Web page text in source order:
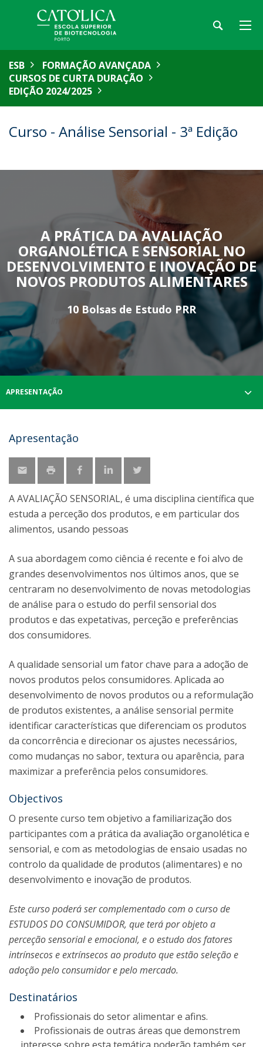
ESB
FORMAÇÃO AVANÇADA
CURSOS DE CURTA DURAÇÃO
EDIÇÃO 2024/2025
Curso - Análise Sensorial - 3ª Edição
A PRÁTICA DA AVALIAÇÃO
ORGANOLÉTICA E SENSORIAL NO
DESENVOLVIMENTO E INOVAÇÃO DE
NOVOS PRODUTOS ALIMENTARES
10 Bolsas de Estudo PRR
APRESENTAÇÃO
Apresentação
A AVALIAÇÃO SENSORIAL, é uma disciplina científica que
estuda a perceção dos produtos, e em particular dos
alimentos, usando pessoas
A sua abordagem como ciência é recente e foi alvo de
grandes desenvolvimentos nos últimos anos, que se
centraram no desenvolvimento de novas metodologias
de análise para o estudo do perfil sensorial dos
produtos e das expetativas, perceção e preferências
dos consumidores.
A qualidade sensorial um fator chave para a adoção de
novos produtos pelos consumidores. Aplicada ao
desenvolvimento de novos produtos ou a reformulação
de produtos existentes, a análise sensorial permite
identificar características que diferenciam os produtos
da concorrência e direcionar os ajustes necessários,
como mudanças no sabor, textura ou aparência, para
maximizar a preferência pelos consumidores.
Objectivos
O presente curso tem objetivo a familiarização dos
participantes com a prática da avaliação organolética e
sensorial, e com as metodologias de ensaio usadas no
controlo da qualidade de produtos (alimentares) e no
desenvolvimento e inovação de produtos.
Este curso poderá ser complementado com o curso de
ESTUDOS DO CONSUMIDOR, que terá por objeto a
perceção sensorial e emocional, e o estudo dos fatores
intrínsecos e extrínsecos ao produto que estão seleção e
adoção pelo consumidor e pelo mercado.
Destinatários
Profissionais do setor alimentar e afins.
Profissionais de outras áreas que demonstrem